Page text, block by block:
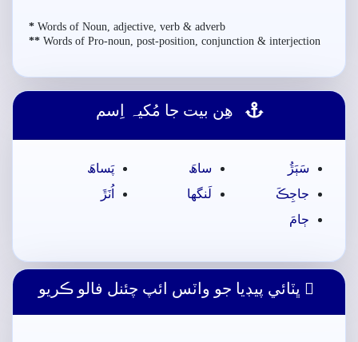
* Words of Noun, adjective, verb & adverb
** Words of Pro-noun, post-position, conjunction & interjection
ھِن بيت جا مُکيہ اِسم
سَٻَڙُ ساھَ
پَساھَ
جاجِڪَ
لَنگها
اُنَڙَ
ڄامَ
ڀٽائي پيڊيا جو واٽس ائپ چئنل فالو ڪريو